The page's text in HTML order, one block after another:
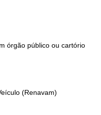
órgão público ou cartório
(Renavam)